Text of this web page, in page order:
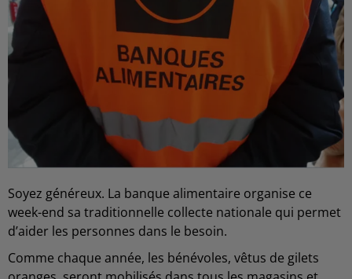
Soyez généreux. La banque alimentaire organise ce
week-end sa traditionnelle collecte nationale qui permet
d’aider les personnes dans le besoin.
Comme chaque année, les bénévoles, vêtus de gilets